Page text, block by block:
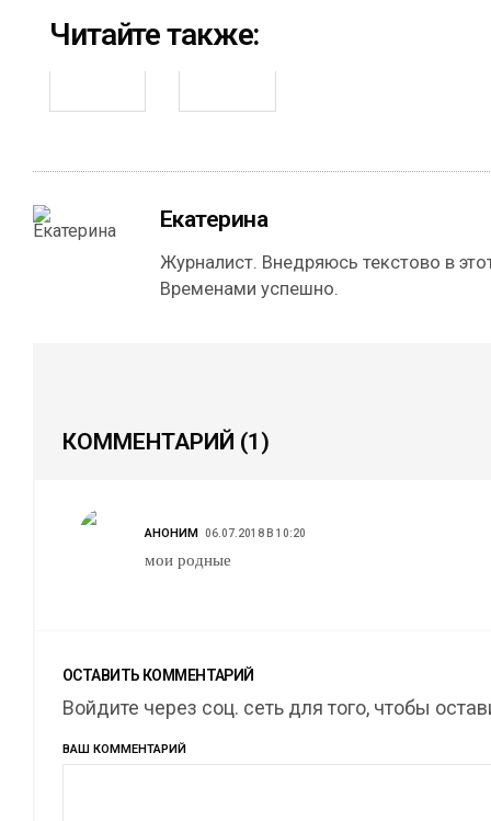
Читайте также:
Екатерина
Журналист. Внедряюсь текстово в
Временами успешно.
КОММЕНТАРИЙ (1)
АНОНИМ 06.07.2018 В 10:20
мои родные
ОСТАВИТЬ КОММЕНТАРИЙ
Войдите через соц. сеть для того, чтобы
ВАШ КОММЕНТАРИЙ